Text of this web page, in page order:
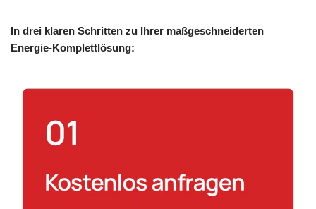
In drei klaren Schritten zu Ihrer maßgeschneiderten
Energie-Komplettlösung: